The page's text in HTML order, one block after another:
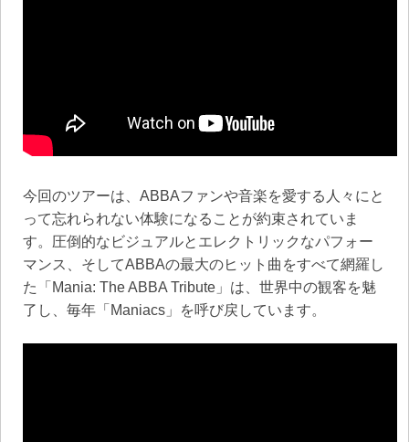
今回のツアーは、ABBAファンや音楽を愛する人々にと
って忘れられない体験になることが約束されていま
す。圧倒的なビジュアルとエレクトリックなパフォー
マンス、そしてABBAの最大のヒット曲をすべて網羅し
た「Mania: The ABBA Tribute」は、世界中の観客を魅
了し、毎年「Maniacs」を呼び戻しています。